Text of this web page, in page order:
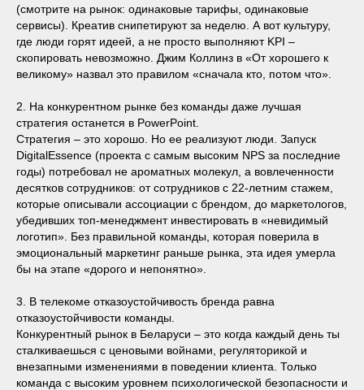
(смотрите на рынок: одинаковые тарифы, одинаковые
сервисы). Креатив снипетируют за неделю. А вот культуру,
где люди горят идеей, а не просто выполняют KPI –
скопировать невозможно. Джим Коллинз в «От хорошего к
великому» назвал это правилом «сначала кто, потом что».
2. На конкурентном рынке без команды даже лучшая
стратегия останется в PowerPoint.
Стратегия – это хорошо. Но ее реализуют люди. Запуск
DigitalEssence (проекта с самым высоким NPS за последние
годы) потребовал не ароматных молекул, а вовлеченности
десятков сотрудников: от сотрудников с 22-летним стажем,
которые описывали ассоциации с брендом, до маркетологов,
убедивших топ-менеджмент инвестировать в «невидимый
логотип». Без правильной команды, которая поверила в
эмоциональный маркетинг раньше рынка, эта идея умерла
бы на этапе «дорого и непонятно».
3. В телекоме отказоустойчивость бренда равна
отказоустойчивости команды.
Конкурентный рынок в Беларуси – это когда каждый день ты
сталкиваешься с ценовыми войнами, регуляторикой и
внезапными изменениями в поведении клиента. Только
команда с высоким уровнем психологической безопасности и